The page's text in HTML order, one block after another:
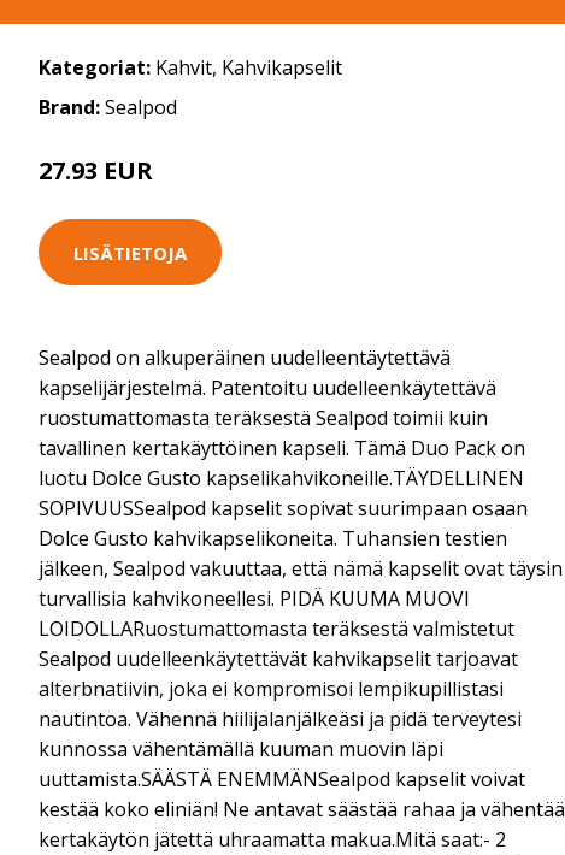
Kategoriat: Kahvit, Kahvikapselit
Brand:Sealpod
27.93 EUR
LISÄTIETOJA
Sealpod on alkuperäinen uudelleentäytettävä
kapselijärjestelmä. Patentoitu uudelleenkäytettävä
ruostumattomasta teräksestä Sealpod toimii kuin
tavallinen kertakäyttöinen kapseli. Tämä Duo Pack on
luotu Dolce Gusto kapselikahvikoneille.TÄYDELLINEN
SOPIVUUSSealpod kapselit sopivat suurimpaan osaan
Dolce Gusto kahvikapselikoneita. Tuhansien testien
jälkeen, Sealpod vakuuttaa, että nämä kapselit ovat täysin
turvallisia kahvikoneellesi. PIDÄ KUUMA MUOVI
LOIDOLLARuostumattomasta teräksestä valmistetut
Sealpod uudelleenkäytettävät kahvikapselit tarjoavat
alterbnatiivin, joka ei kompromisoi lempikupillistasi
nautintoa. Vähennä hiilijalanjälkeäsi ja pidä terveytesi
kunnossa vähentämällä kuuman muovin läpi
uuttamista.SÄÄSTÄ ENEMMÄNSealpod kapselit voivat
kestää koko eliniän! Ne antavat säästää rahaa ja vähentää
kertakäytön jätettä uhraamatta makua.Mitä saat:- 2